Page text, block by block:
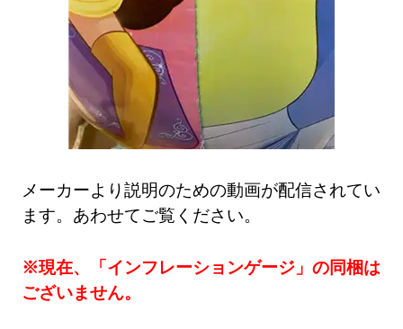
メーカーより説明のための動画が配信されてい
ます。あわせてご覧ください。
※現在、「インフレーションゲージ」の同梱は
ございません。